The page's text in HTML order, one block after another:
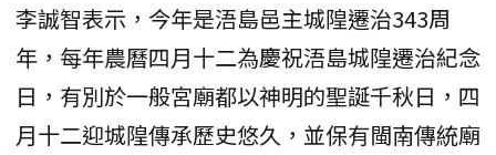
李誠智表示，今年是浯島邑主城隍遷治343周
年，每年農曆四月十二為慶祝浯島城隍遷治紀念
日，有別於一般宮廟都以神明的聖誕千秋日，四
月十二迎城隍傳承歷史悠久，並保有閩南傳統廟